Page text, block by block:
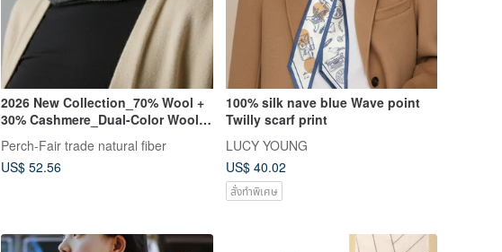
2026 New Collection_70% Wool +
30% Cashmere_Dual-Color Wool
Perch-Fair trade natural fiber
US$ 52.56
100% silk nave blue Wave point
Twilly scarf print
LUCY YOUNG
US$ 40.02
สั่งทำพิเศษ